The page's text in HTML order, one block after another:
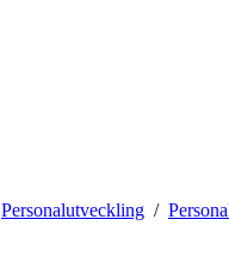
Personalutveckling